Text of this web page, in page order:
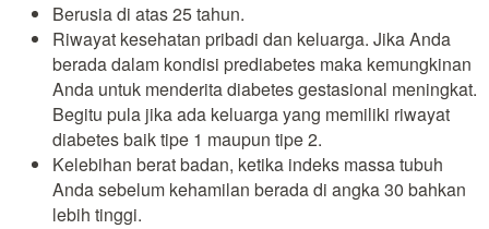
Berusia di atas 25 tahun.
Riwayat kesehatan pribadi dan keluarga. Jika Anda
berada dalam kondisi prediabetes maka kemungkinan
Anda untuk menderita diabetes gestasional meningkat.
Begitu pula jika ada keluarga yang memiliki riwayat
diabetes baik tipe 1 maupun tipe 2.
Kelebihan berat badan, ketika indeks massa tubuh
Anda sebelum kehamilan berada di angka 30 bahkan
lebih tinggi.